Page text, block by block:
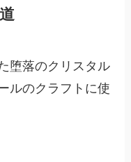
堕落のクリスタル
ルのクラフトに使